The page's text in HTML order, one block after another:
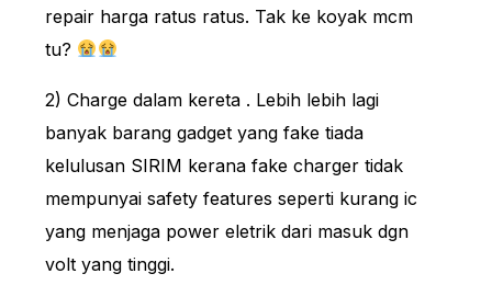
repair harga ratus ratus. Tak ke koyak mcm
tu?
2) Charge dalam kereta . Lebih lebih lagi
banyak barang gadget yang fake tiada
kelulusan SIRIM kerana fake charger tidak
mempunyai safety features seperti kurang ic
yang menjaga power eletrik dari masuk dgn
volt yang tinggi.